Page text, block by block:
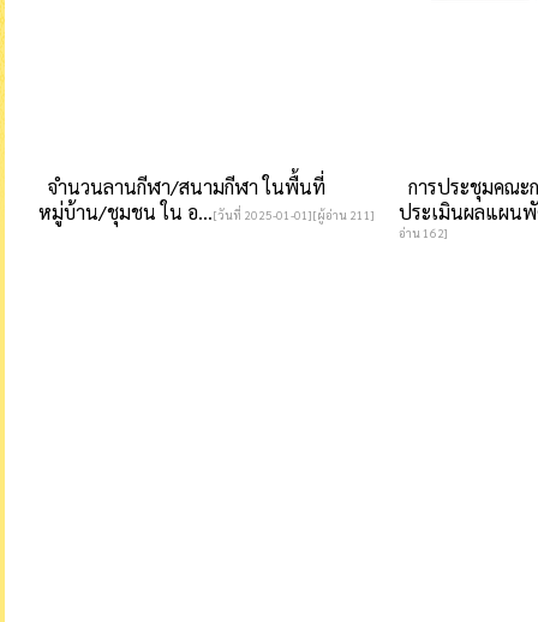
จำนวนลานกีฬา/สนามกีฬา ในพื้นที่
หมู่บ้าน/ชุมชน ใน อ...[วันที่ 2025-01-01][ผู้อ่าน 211]
การประชุมคณะ
ประเมินผลแผน
อ่าน 162]